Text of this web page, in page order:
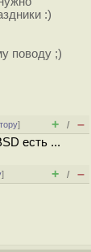
:)
поводу ;)
] + / –
есть ...
] + / –